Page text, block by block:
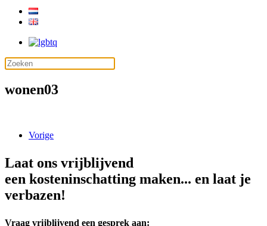
wonen03
Vorige
Laat ons vrijblijvend
een kosteninschatting maken... en laat je
verbazen!
Vraag vrijblijvend een gesprek aan: